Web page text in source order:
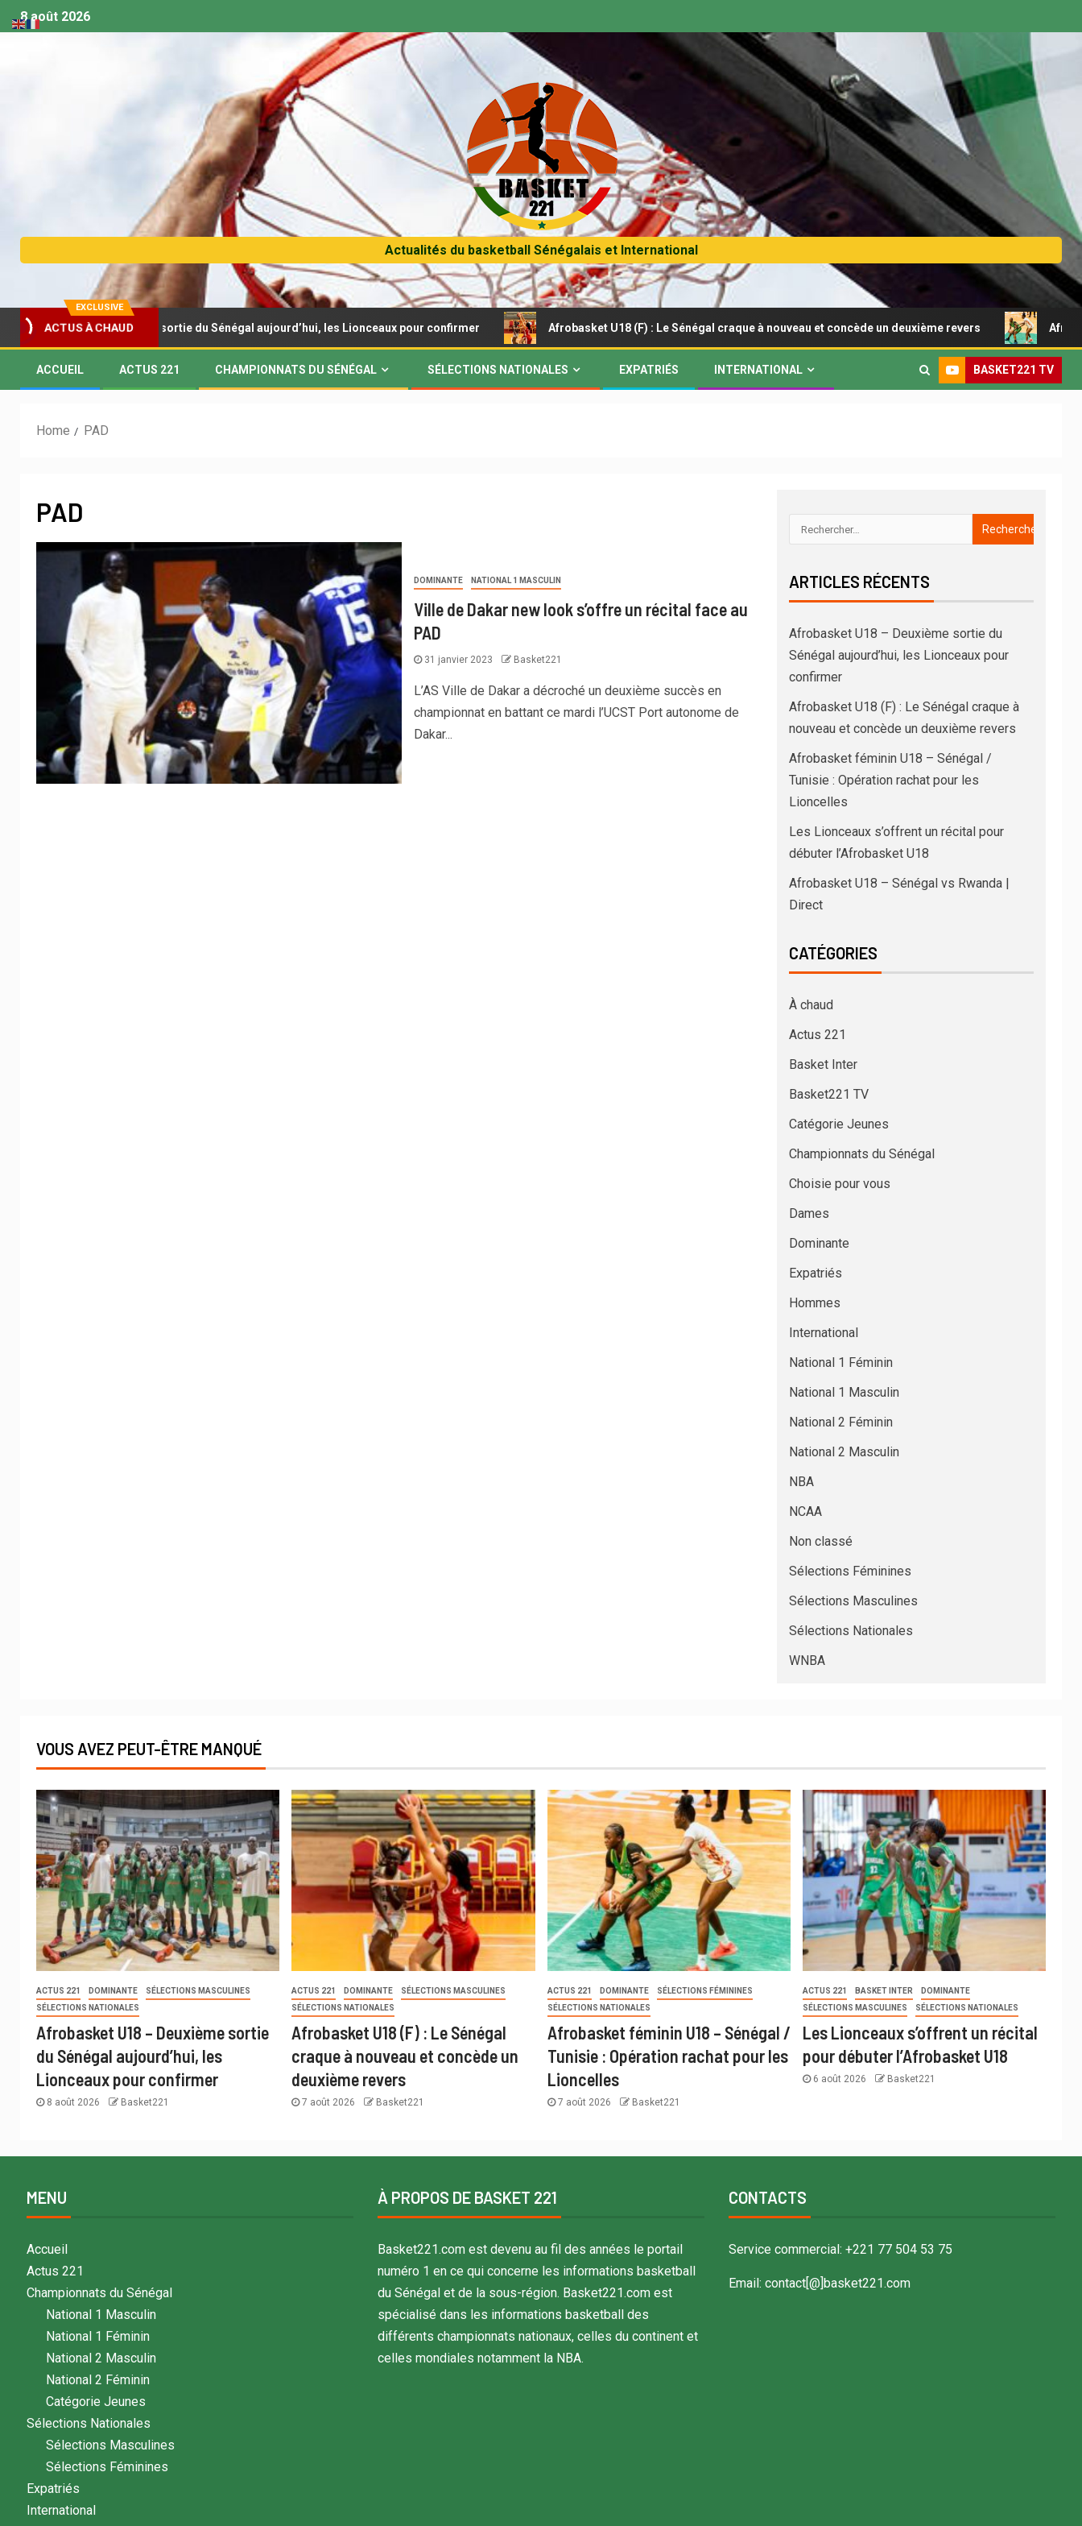
8 août 2026
Actualités du basketball Sénégalais et International
EXCLUSIVE
ACTUS À CHAUD
U18 – Deuxième sortie du Sénégal aujourd’hui, les Lionceaux pour confirmer Afrobasket U18 (F) : Le Sénégal craque à nouveau et concède un deuxième revers Afrobasket
ACCUEIL ACTUS 221 CHAMPIONNATS DU SÉNÉGAL SÉLECTIONS NATIONALES EXPATRIÉS INTERNATIONAL BASKET221 TV
Home PAD
PAD
DOMINANTE NATIONAL 1 MASCULIN
Ville de Dakar new look s’offre un récital face au
PAD
31 janvier 2023 Basket221
L’AS Ville de Dakar a décroché un deuxième succès en
championnat en battant ce mardi l’UCST Port autonome de
Dakar...
ARTICLES RÉCENTS
Afrobasket U18 – Deuxième sortie du
Sénégal aujourd’hui, les Lionceaux pour
confirmer
Afrobasket U18 (F) : Le Sénégal craque à
nouveau et concède un deuxième revers
Afrobasket féminin U18 – Sénégal /
Tunisie : Opération rachat pour les
Lioncelles
Les Lionceaux s’offrent un récital pour
débuter l’Afrobasket U18
Afrobasket U18 – Sénégal vs Rwanda |
Direct
CATÉGORIES
À chaud
Actus 221
Basket Inter
Basket221 TV
Catégorie Jeunes
Championnats du Sénégal
Choisie pour vous
Dames
Dominante
Expatriés
Hommes
International
National 1 Féminin
National 1 Masculin
National 2 Féminin
National 2 Masculin
NBA
NCAA
Non classé
Sélections Féminines
Sélections Masculines
Sélections Nationales
WNBA
VOUS AVEZ PEUT-ÊTRE MANQUÉ
ACTUS 221 DOMINANTE
SÉLECTIONS MASCULINES
SÉLECTIONS NATIONALES
Afrobasket U18 – Deuxième sortie
du Sénégal aujourd’hui, les
Lionceaux pour confirmer
8 août 2026 Basket221
ACTUS 221 DOMINANTE
SÉLECTIONS MASCULINES
SÉLECTIONS NATIONALES
Afrobasket U18 (F) : Le Sénégal
craque à nouveau et concède un
deuxième revers
7 août 2026 Basket221
ACTUS 221 DOMINANTE
SÉLECTIONS FÉMININES
SÉLECTIONS NATIONALES
Afrobasket féminin U18 – Sénégal /
Tunisie : Opération rachat pour les
Lioncelles
7 août 2026 Basket221
ACTUS 221 BASKET INTER
DOMINANTE
SÉLECTIONS MASCULINES
SÉLECTIONS NATIONALES
Les Lionceaux s’offrent un récital
pour débuter l’Afrobasket U18
6 août 2026 Basket221
MENU
Accueil
Actus 221
Championnats du Sénégal
National 1 Masculin
National 1 Féminin
National 2 Masculin
National 2 Féminin
Catégorie Jeunes
Sélections Nationales
Sélections Masculines
Sélections Féminines
Expatriés
International
À PROPOS DE BASKET 221
Basket221.com est devenu au fil des années le portail
numéro 1 en ce qui concerne les informations basketball
du Sénégal et de la sous-région. Basket221.com est
spécialisé dans les informations basketball des
différents championnats nationaux, celles du continent et
celles mondiales notamment la NBA.
CONTACTS
Service commercial: +221 77 504 53 75
Email: contact[@]basket221.com